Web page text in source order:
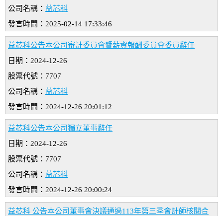
公司名稱： 益芯科
發言時間：2025-02-14 17:33:46
益芯科公告本公司審計委員會暨薪資報酬委員會委員辭任
日期：2024-12-26
股票代號：7707
公司名稱： 益芯科
發言時間：2024-12-26 20:01:12
益芯科公告本公司獨立董事辭任
日期：2024-12-26
股票代號：7707
公司名稱： 益芯科
發言時間：2024-12-26 20:00:24
益芯科 公告本公司董事會決議通過113年第三季會計師核閱合